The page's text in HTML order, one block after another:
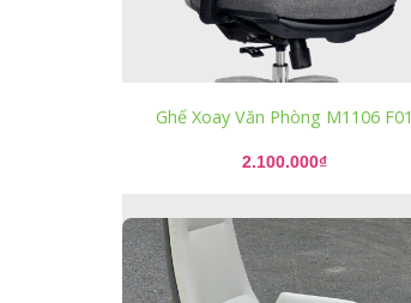
Ghế Xoay Văn Phòng M1106 F01
2.100.000₫